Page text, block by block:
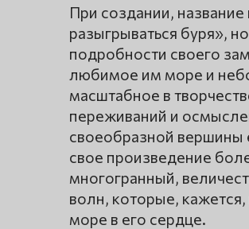
При создании,
разыгрываться буря»,
подробности своего
любимое им море и
масштабное в
переживаний и
своеобразной вершины
свое произведение
многогранный,
волн, которые,
море в его сердце.